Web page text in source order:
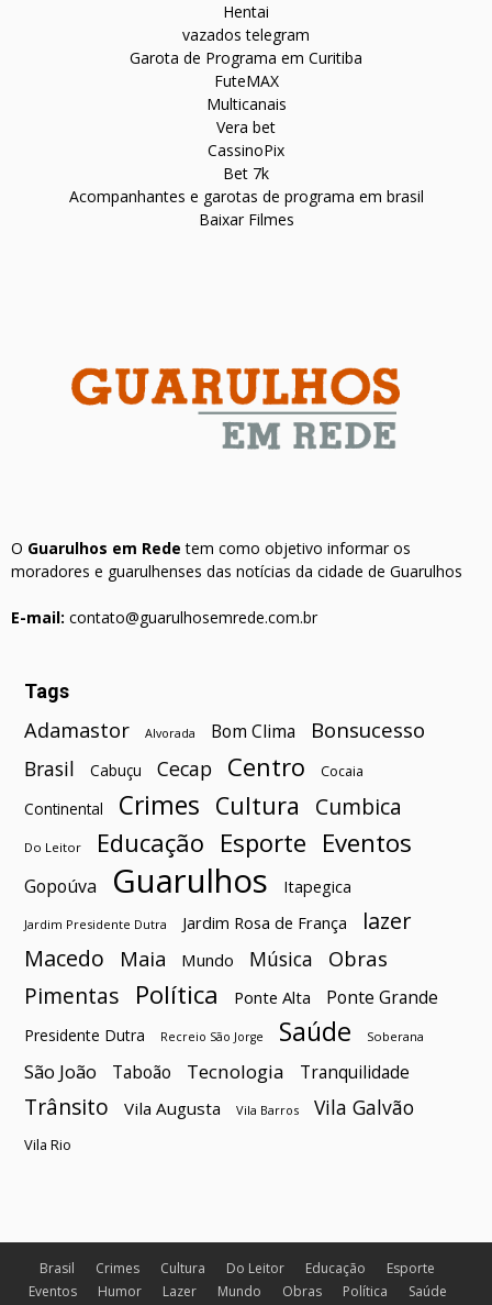
Hentai
vazados telegram
Garota de Programa em Curitiba
FuteMAX
Multicanais
Vera bet
CassinoPix
Bet 7k
Acompanhantes e garotas de programa em brasil
Baixar Filmes
O Guarulhos em Rede tem como objetivo informar os
moradores e guarulhenses das notícias da cidade de Guarulhos
E-mail: contato@guarulhosemrede.com.br
Tags
Adamastor Alvorada Bom Clima Bonsucesso
Brasil Cabuçu Cecap Centro Cocaia
Continental Crimes Cultura Cumbica
Do Leitor Educação Esporte Eventos
Gopoúva Guarulhos Itapegica
Jardim Presidente Dutra Jardim Rosa de França
lazer
Macedo
Maia Mundo Música Obras
Pimentas Política Ponte Alta Ponte Grande
Presidente Dutra Recreio São Jorge Saúde Soberana
São João Taboão Tecnologia Tranquilidade
Trânsito Vila Augusta Vila Barros Vila Galvão
Vila Rio
Brasil Crimes Cultura Do Leitor Educação
Esporte
Eventos
Humor Lazer Mundo Obras Política Saúde